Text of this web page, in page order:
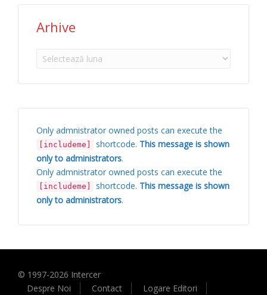
Arhive
Arhive
Only admnistrator owned posts can execute the
[includeme] shortcode. This message is shown
only to administrators.
Only admnistrator owned posts can execute the
[includeme] shortcode. This message is shown
only to administrators.
© 1997-2026 Intercer
Despre Noi
Contact Logare Editori